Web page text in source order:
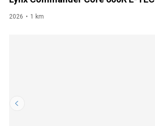
2026 1 km